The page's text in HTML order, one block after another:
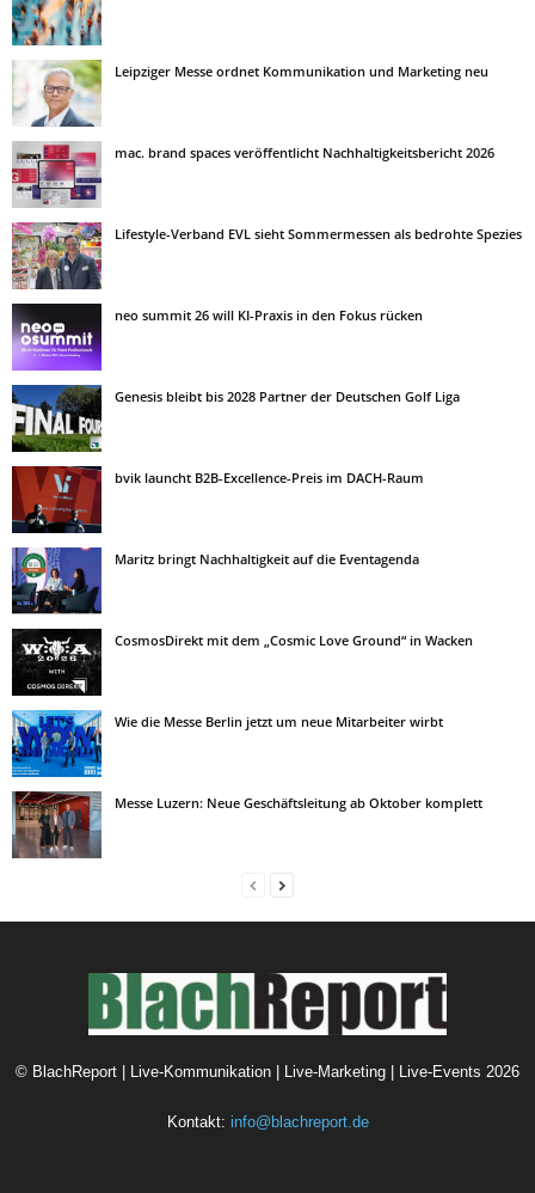
Leipziger Messe ordnet Kommunikation und Marketing neu
mac. brand spaces veröffentlicht Nachhaltigkeitsbericht 2026
Lifestyle-Verband EVL sieht Sommermessen als bedrohte Spezies
neo summit 26 will KI-Praxis in den Fokus rücken
Genesis bleibt bis 2028 Partner der Deutschen Golf Liga
bvik launcht B2B-Excellence-Preis im DACH-Raum
Maritz bringt Nachhaltigkeit auf die Eventagenda
CosmosDirekt mit dem „Cosmic Love Ground“ in Wacken
Wie die Messe Berlin jetzt um neue Mitarbeiter wirbt
Messe Luzern: Neue Geschäftsleitung ab Oktober komplett
© BlachReport | Live-Kommunikation | Live-Marketing | Live-Events 2026
Kontakt: info@blachreport.de